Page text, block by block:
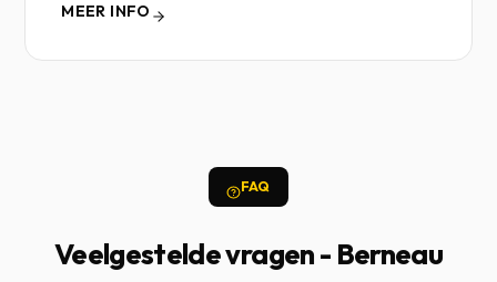
MEER INFO
FAQ
Veelgestelde vragen - Berneau